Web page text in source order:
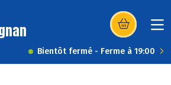
(s’ouvre dans
Bientôt fermé - Ferme à 19:00